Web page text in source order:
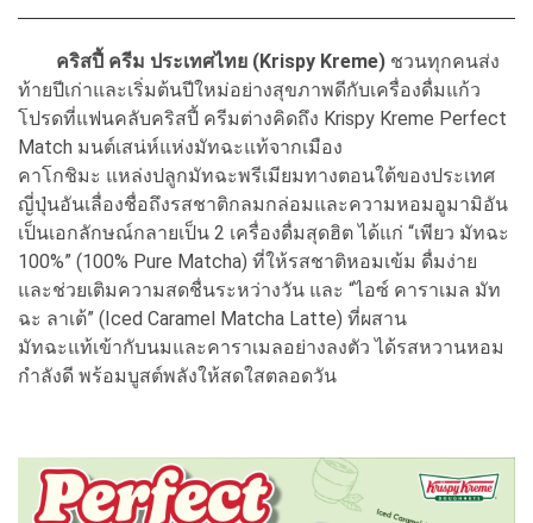
คริสปี้ ครีม ประเทศไทย (Krispy Kreme) ชวนทุกคนส่ง
ท้ายปีเก่าและเริ่มต้นปีใหม่อย่างสุขภาพดีกับเครื่องดื่มแก้ว
โปรดที่แฟนคลับคริสปี้ ครีมต่างคิดถึง Krispy Kreme Perfect
Match มนต์เสน่ห์แห่งมัทฉะแท้จากเมือง
คาโกชิมะ แหล่งปลูกมัทฉะพรีเมียมทางตอนใต้ของประเทศ
ญี่ปุ่นอันเลื่องชื่อถึงรสชาติกลมกล่อมและความหอมอูมามิอัน
เป็นเอกลักษณ์กลายเป็น 2 เครื่องดื่มสุดฮิต ได้แก่ “เพียว มัทฉะ
100%” (100% Pure Matcha) ที่ให้รสชาติหอมเข้ม ดื่มง่าย
และช่วยเติมความสดชื่นระหว่างวัน และ “ไอซ์ คาราเมล มัท
ฉะ ลาเต้” (Iced Caramel Matcha Latte) ที่ผสาน
มัทฉะแท้เข้ากับนมและคาราเมลอย่างลงตัว ได้รสหวานหอม
กำลังดี พร้อมบูสต์พลังให้สดใสตลอดวัน